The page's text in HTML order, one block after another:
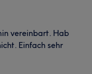
vereinbart. Hab
Einfach sehr